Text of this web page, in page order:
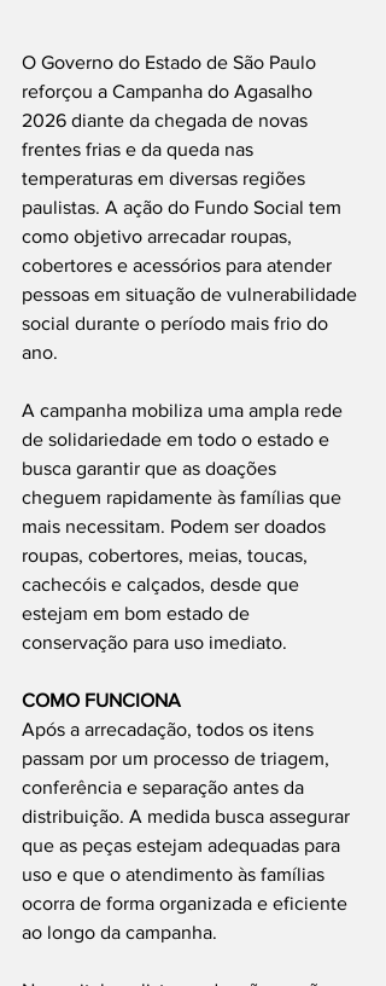
O Governo do Estado de São Paulo
reforçou a Campanha do Agasalho
2026 diante da chegada de novas
frentes frias e da queda nas
temperaturas em diversas regiões
paulistas. A ação do Fundo Social tem
como objetivo arrecadar roupas,
cobertores e acessórios para atender
pessoas em situação de vulnerabilidade
social durante o período mais frio do
ano.
A campanha mobiliza uma ampla rede
de solidariedade em todo o estado e
busca garantir que as doações
cheguem rapidamente às famílias que
mais necessitam. Podem ser doados
roupas, cobertores, meias, toucas,
cachecóis e calçados, desde que
estejam em bom estado de
conservação para uso imediato.
COMO FUNCIONA
Após a arrecadação, todos os itens
passam por um processo de triagem,
conferência e separação antes da
distribuição. A medida busca assegurar
que as peças estejam adequadas para
uso e que o atendimento às famílias
ocorra de forma organizada e eficiente
ao longo da campanha.